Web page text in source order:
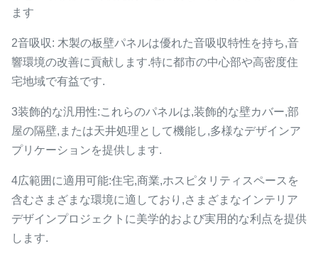
ます
2音吸収: 木製の板壁パネルは優れた音吸収特性を持ち,音
響環境の改善に貢献します.特に都市の中心部や高密度住
宅地域で有益です.
3装飾的な汎用性:これらのパネルは,装飾的な壁カバー,部
屋の隔壁,または天井処理として機能し,多様なデザインア
プリケーションを提供します.
4広範囲に適用可能:住宅,商業,ホスピタリティスペースを
含むさまざまな環境に適しており,さまざまなインテリア
デザインプロジェクトに美学的および実用的な利点を提供
します.